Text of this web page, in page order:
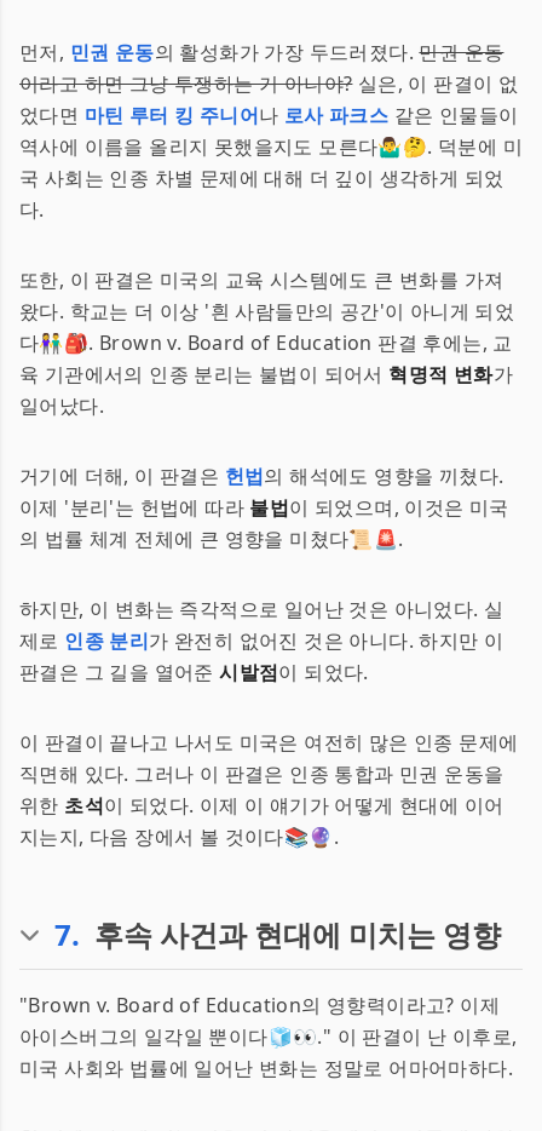
먼저, 민권 운동의 활성화가 가장 두드러졌다.민권 운동
이라고 하면 그냥 투쟁하는 거 아니야?실은, 이 판결이 없
었다면 마틴 루터 킹 주니어나 로사 파크스 같은 인물들이
역사에 이름을 올리지 못했을지도 모른다🤷‍♂️🤔. 덕분에 미
국 사회는 인종 차별 문제에 대해 더 깊이 생각하게 되었
다.
또한, 이 판결은 미국의 교육 시스템에도 큰 변화를 가져
왔다. 학교는 더 이상 '흰 사람들만의 공간'이 아니게 되었
다👫🎒. Brown v. Board of Education 판결 후에는, 교
육 기관에서의 인종 분리는 불법이 되어서 혁명적 변화가
일어났다.
거기에 더해, 이 판결은 헌법의 해석에도 영향을 끼쳤다.
이제 '분리'는 헌법에 따라 불법이 되었으며, 이것은 미국
의 법률 체계 전체에 큰 영향을 미쳤다📜🚨.
하지만, 이 변화는 즉각적으로 일어난 것은 아니었다. 실
제로 인종 분리가 완전히 없어진 것은 아니다. 하지만 이
판결은 그 길을 열어준시발점이 되었다.
이 판결이 끝나고 나서도 미국은 여전히 많은 인종 문제에
직면해 있다. 그러나 이 판결은 인종 통합과 민권 운동을
위한 초석이 되었다. 이제 이 얘기가 어떻게 현대에 이어
지는지, 다음 장에서 볼 것이다📚🔮.
7. 후속 사건과 현대에 미치는 영향
"Brown v. Board of Education의 영향력이라고? 이제
아이스버그의 일각일 뿐이다🧊👀." 이 판결이 난 이후로,
미국 사회와 법률에 일어난 변화는 정말로 어마어마하다.